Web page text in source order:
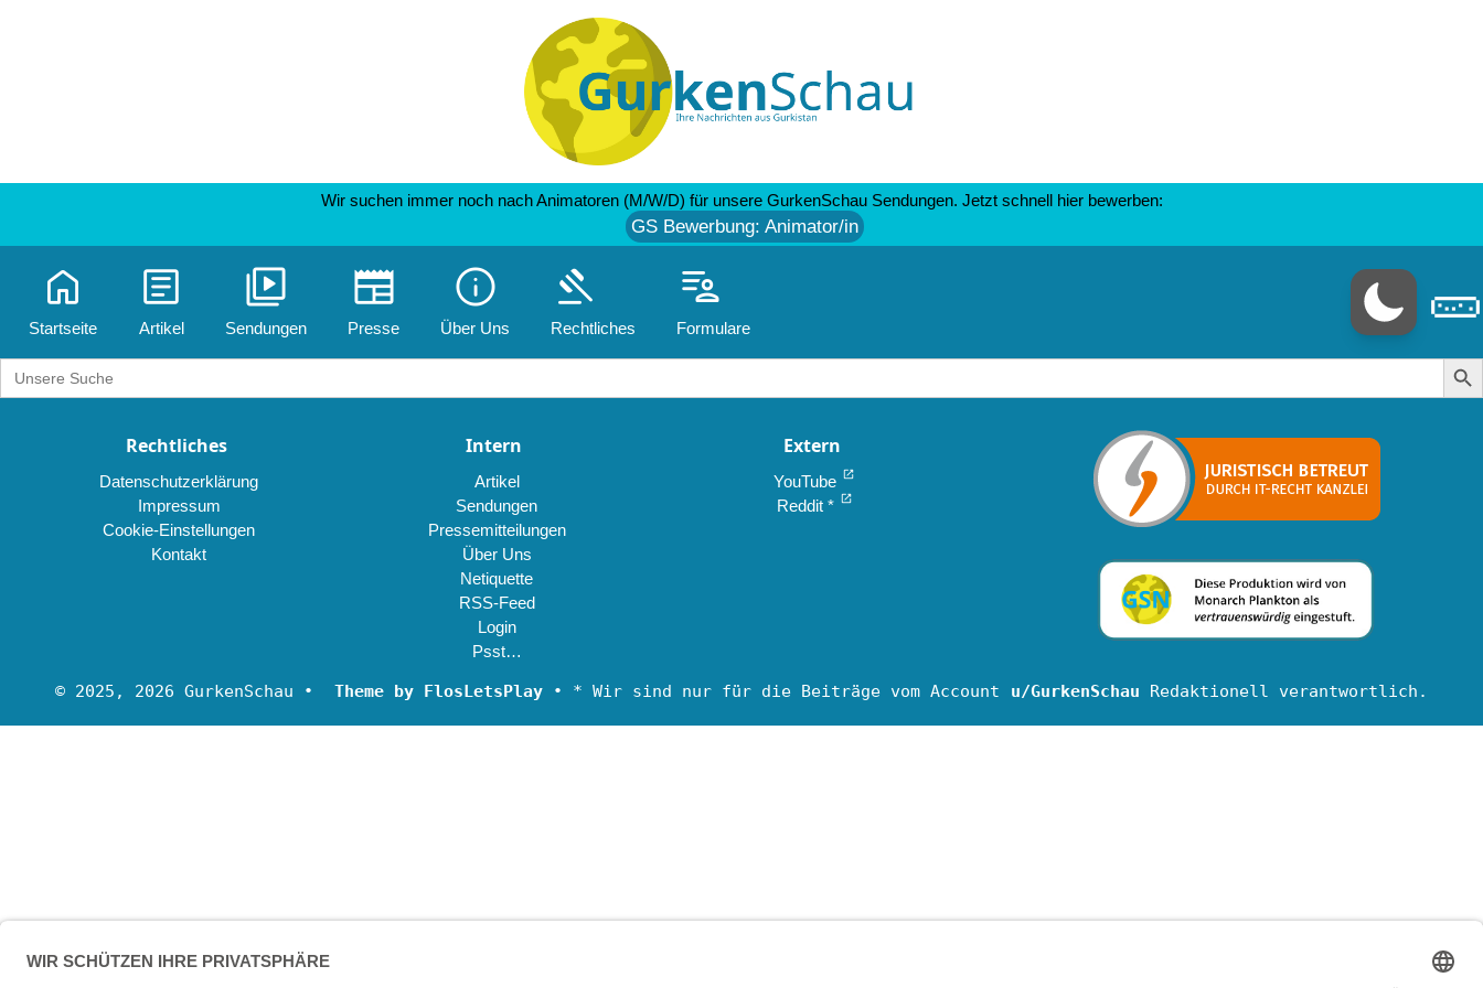
Wir suchen immer noch nach Animatoren (M/W/D) für unsere GurkenSchau Sendungen. Jetzt schnell hier bewerben:
GS Bewerbung: Animator/in
home
Startseite
article
Artikel
video_library
Sendungen
newspaper
Presse
info
Über Uns
gavel
Rechtliches
patient_list
Formulare 🥒
Search
for:
Search
Rechtliches
Datenschutzerklärung
Impressum
Cookie-Einstellungen
Kontakt
Intern
Artikel
Sendungen
Pressemitteilungen
Über Uns
Netiquette
RSS-Feed
Login
Psst…
Extern
YouTube open_in_new
Reddit * open_in_new
© 2025, 2026 GurkenSchau • Theme by FlosLetsPlay • * Wir sind nur für die Beiträge vom Account u/GurkenSchau Redaktionell verantwortlich.